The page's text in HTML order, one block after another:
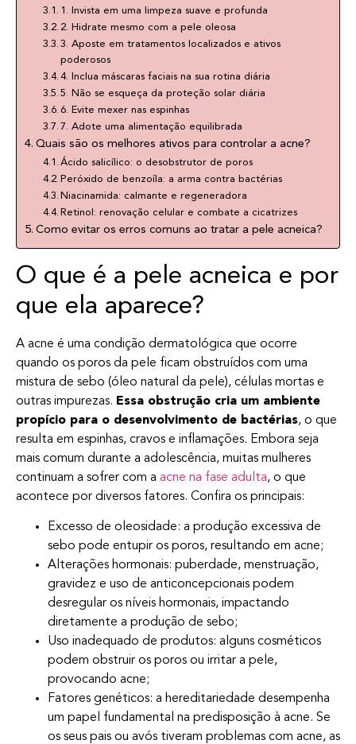
1. Invista em uma limpeza suave e profunda
2. Hidrate mesmo com a pele oleosa
3. Aposte em tratamentos localizados e ativos
poderosos
4. Inclua máscaras faciais na sua rotina diária
5. Não se esqueça da proteção solar diária
6. Evite mexer nas espinhas
7. Adote uma alimentação equilibrada
Quais são os melhores ativos para controlar a acne?
Ácido salicílico: o desobstrutor de poros
Peróxido de benzoíla: a arma contra bactérias
Niacinamida: calmante e regeneradora
Retinol: renovação celular e combate a cicatrizes
Como evitar os erros comuns ao tratar a pele acneica?
O que é a pele acneica e por
que ela aparece?
A acne é uma condição dermatológica que ocorre
quando os poros da pele ficam obstruídos com uma
mistura de sebo (óleo natural da pele), células mortas e
outras impurezas. Essa obstrução cria um ambiente
propício para o desenvolvimento de bactérias, o que
resulta em espinhas, cravos e inflamações. Embora seja
mais comum durante a adolescência, muitas mulheres
continuam a sofrer com a acne na fase adulta, o que
acontece por diversos fatores. Confira os principais:
Excesso de oleosidade: a produção excessiva de
sebo pode entupir os poros, resultando em acne;
Alterações hormonais: puberdade, menstruação,
gravidez e uso de anticoncepcionais podem
desregular os níveis hormonais, impactando
diretamente a produção de sebo;
Uso inadequado de produtos: alguns cosméticos
podem obstruir os poros ou irritar a pele,
provocando acne;
Fatores genéticos: a hereditariedade desempenha
um papel fundamental na predisposição à acne. Se
os seus pais ou avós tiveram problemas com acne, as